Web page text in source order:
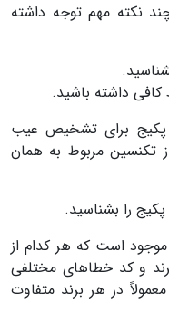
نکته مهم توجه داشته
داشته باشید.
پکیج برای تشخیص عیب
تکنسین مربوط به همان
را بشناسید.
در بازار موجود است که هر کدام از
و کد خطاهای مختلفی
در هر برند متفاوت